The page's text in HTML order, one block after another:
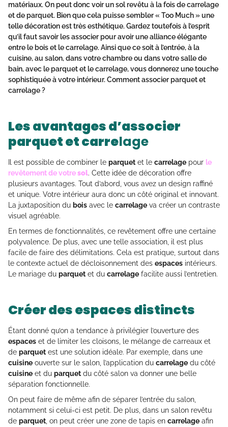
matériaux. On peut donc voir unsolrevêtu à la fois decarrelage
et de parquet. Bien que cela puisse sembler « Too Much » une
telle décoration est très esthétique. Gardez toutefois à l’esprit
qu’il faut savoir les associer pour avoir une alliance élégante
entre le boiset lecarrelage. Ainsi que ce soit à l’entrée, à la
cuisine, au salon, dans votre chambre ou dans votresallede
bain, avec le parquetet lecarrelage,vous donnerez une touche
sophistiquée à votre intérieur.Comment associer parquet et
carrelage?
Les avantages d’associer
parquet et carrelage
Il est possible de combiner le parquetet le carrelage pour le
revêtement de votresol. Cette idée de décoration offre
plusieurs avantages. Tout d’abord, vous avez un design raffiné
et unique. Votre intérieur aura donc un côté original et innovant.
La juxtaposition du bois avec le carrelage va créer un contraste
visuel agréable.
En termes de fonctionnalités, ce revêtement offre une certaine
polyvalence. De plus, avec une telle association, il est plus
facile de faire des délimitations. Cela est pratique, surtout dans
le contexte actuel de décloisonnement des espaces intérieurs.
Le mariage du parquetet du carrelage facilite aussi l’entretien.
Créer des espaces distincts
Étant donné qu’on a tendance à privilégier l’ouverture des
espaces et de limiter les cloisons, le mélange de carreaux et
de parquetest une solution idéale. Par exemple, dans une
cuisine ouverte sur le salon, l’application du carrelage du côté
cuisine et du parquetdu côté salon va donner une belle
séparation fonctionnelle.
On peut faire de même afin de séparer l’entrée du salon,
notamment si celui-ci est petit. De plus, dans un salon revêtu
de parquet, on peut créer une zone de tapis en carrelage afin